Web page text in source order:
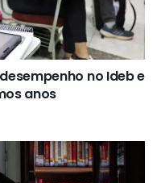
no Ideb e
anos